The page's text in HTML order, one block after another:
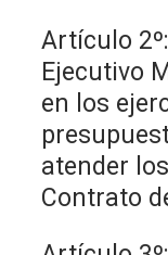
Artículo
Ejecutivo
en los
atender
Contrato